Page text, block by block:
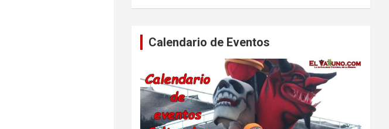
Calendario de Eventos